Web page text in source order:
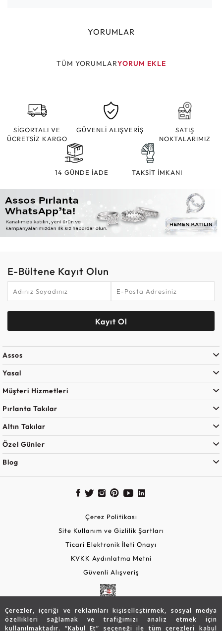
Çerezler, içeriği ve reklamları kişiselleştirmek, sosyal medya
özellikleri sağlamak ve trafiğimizi analiz etmek için
kullanılmaktadır. “Kabul Et” seçeneği ile tüm çerezleri kabul
YORUMLAR
TÜM YORUMLARYORUM EKLE
SİGORTALI VE
ÜCRETSİZ KARGO
GÜVENLİ ALIŞVERİŞ
SATIŞ
NOKTALARIMIZ
14 GÜNDE İADE TAKSİT İMKANI
E-Bültene Kayıt Olun
Kayıt Ol
Assos
Yasal
Müşteri Hizmetleri
Pırlanta Takılar
Altın Takılar
Özel Günler
Blog
Çerez Politikası
Site Kullanım ve Gizlilik Şartları
Ticari Elektronik İleti Onayı
KVKK Aydınlatma Metni
Güvenli Alışveriş